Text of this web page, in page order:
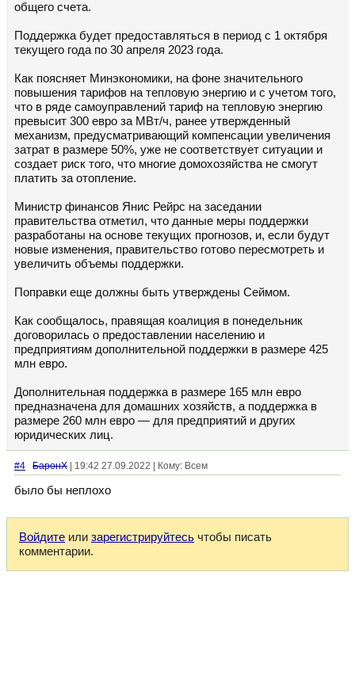
общего счета.
Поддержка будет предоставляться в период с 1 октября
текущего года по 30 апреля 2023 года.
Как поясняет Минэкономики, на фоне значительного
повышения тарифов на тепловую энергию и с учетом того,
что в ряде самоуправлений тариф на тепловую энергию
превысит 300 евро за МВт/ч, ранее утвержденный
механизм, предусматривающий компенсации увеличения
затрат в размере 50%, уже не соответствует ситуации и
создает риск того, что многие домохозяйства не смогут
платить за отопление.
Министр финансов Янис Рейрс на заседании
правительства отметил, что данные меры поддержки
разработаны на основе текущих прогнозов, и, если будут
новые изменения, правительство готово пересмотреть и
увеличить объемы поддержки.
Поправки еще должны быть утверждены Сеймом.
Как сообщалось, правящая коалиция в понедельник
договорилась о предоставлении населению и
предприятиям дополнительной поддержки в размере 425
млн евро.
Дополнительная поддержка в размере 165 млн евро
предназначена для домашних хозяйств, а поддержка в
размере 260 млн евро — для предприятий и других
юридических лиц.
#4 БаронХ | 19:42 27.09.2022 | Кому: Всем
было бы неплохо
Войдите или зарегистрируйтесь чтобы писать
комментарии.